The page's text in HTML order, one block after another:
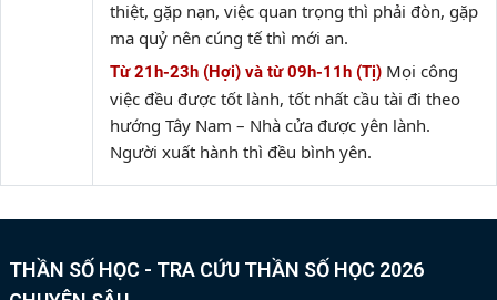
thiệt, gặp nạn, việc quan trọng thì phải đòn, gặp
ma quỷ nên cúng tế thì mới an.
Từ 21h-23h (Hợi) và từ 09h-11h (Tị) Mọi công
việc đều được tốt lành, tốt nhất cầu tài đi theo
hướng Tây Nam – Nhà cửa được yên lành.
Người xuất hành thì đều bình yên.
THẦN SỐ HỌC - TRA CỨU THẦN SỐ HỌC 2026